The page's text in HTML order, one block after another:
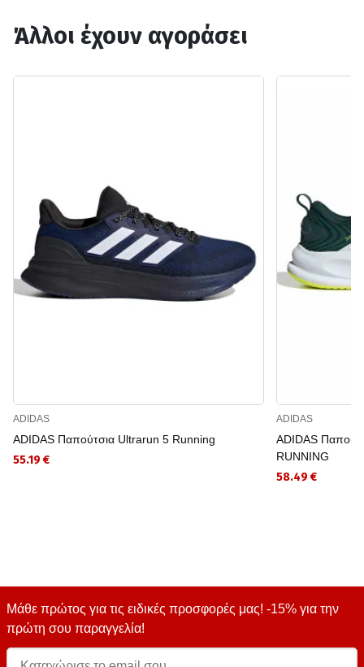
Άλλοι έχουν αγοράσει
ADIDAS
ADIDAS Παπούτσια Ultrarun 5 Running
55.19 €
ADIDAS
ADIDAS
RUNNING
58.49 €
Μάθε πρώτος για τις ειδικές προσφορές μας! -15% για την
πρώτη σου παραγγελία!